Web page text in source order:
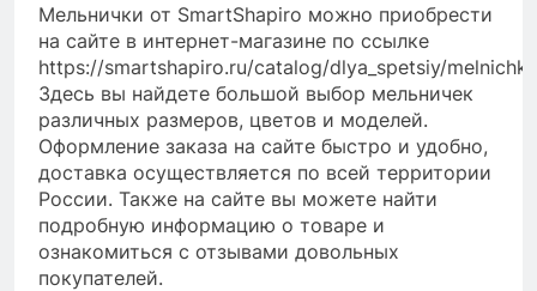
Мельнички от SmartShapiro можно приобрести
на сайте в интернет-магазине по ссылке
https://smartshapiro.ru/catalog/dlya_spetsiy/
Здесь вы найдете большой выбор мельничек
различных размеров, цветов и моделей.
Оформление заказа на сайте быстро и удобно,
доставка осуществляется по всей территории
России. Также на сайте вы можете найти
подробную информацию о товаре и
ознакомиться с отзывами довольных
покупателей.